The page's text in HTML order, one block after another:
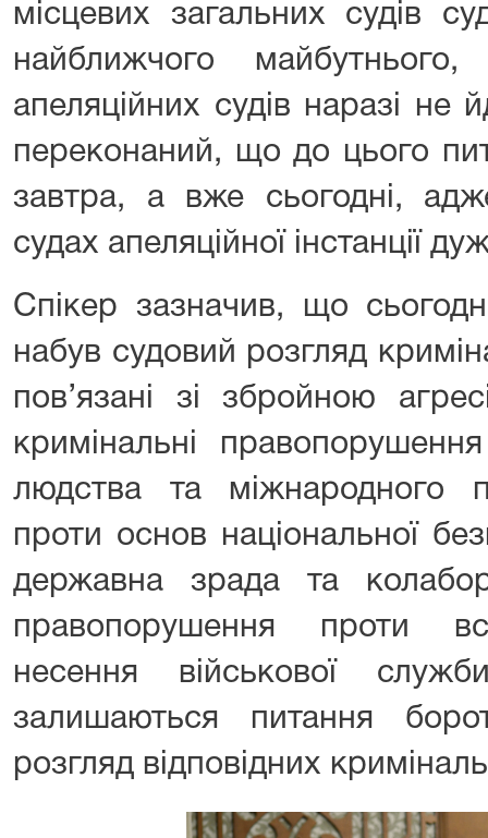
місцевих загальних судів
найближчого
апеляційних судів наразі
переконаний, що до цього
завтра, а вже сьогодні,
судах апеляційної інстанції
Спікер зазначив, що
набув судовий розгляд
пов’язані зі збройною
кримінальні
людства та міжнародного
проти основ національної
державна зрада та
правопорушення проти
несення військової
залишаються питання
розгляд відповідних